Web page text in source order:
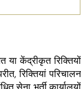
या केंद्रीकृत रिक्तियों
रिक्तियां परिचालन